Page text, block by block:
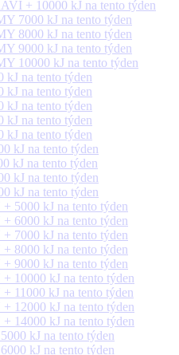
+ 10000 kJ na tento týden
7000 kJ na tento týden
8000 kJ na tento týden
9000 kJ na tento týden
10000 kJ na tento týden
kJ na tento týden
kJ na tento týden
kJ na tento týden
kJ na tento týden
kJ na tento týden
kJ na tento týden
kJ na tento týden
kJ na tento týden
kJ na tento týden
5000 kJ na tento týden
6000 kJ na tento týden
7000 kJ na tento týden
8000 kJ na tento týden
9000 kJ na tento týden
10000 kJ na tento týden
11000 kJ na tento týden
12000 kJ na tento týden
14000 kJ na tento týden
kJ na tento týden
kJ na tento týden